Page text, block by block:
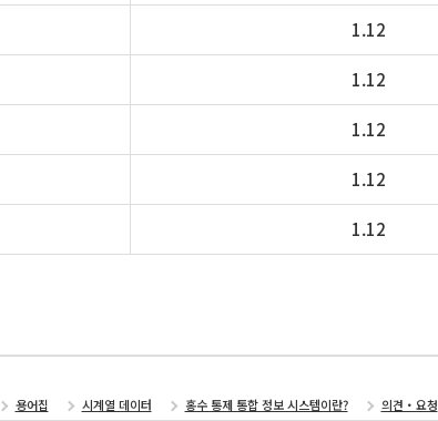
1.12
1.12
1.12
1.12
1.12
용어집 시계열 데이터 홍수 통제 통합 정보 시스템이란? 의견・요청